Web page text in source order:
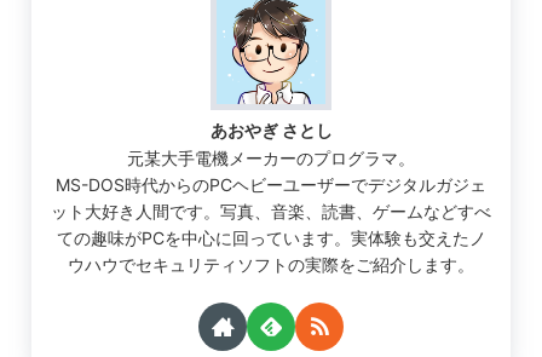
あおやぎ さとし
元某大手電機メーカーのプログラマ。
MS-DOS時代からのPCヘビーユーザーでデジタルガジェ
ット大好き人間です。写真、音楽、読書、ゲームなどすべ
ての趣味がPCを中心に回っています。実体験も交えたノ
ウハウでセキュリティソフトの実際をご紹介します。